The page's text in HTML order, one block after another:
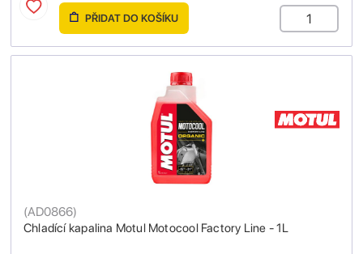
PŘIDAT DO KOŠÍKU
Chladící kapalina Motul Motocool Factory Line - 1L
(AD0866)